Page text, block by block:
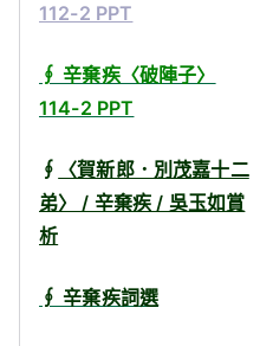
112-2 PPT
∮ 辛棄疾〈破陣子〉
114-2 PPT
∮
〈賀新郎．別茂嘉十二
弟〉 / 辛棄疾 / 吳玉如賞
析
∮ 辛棄疾詞選